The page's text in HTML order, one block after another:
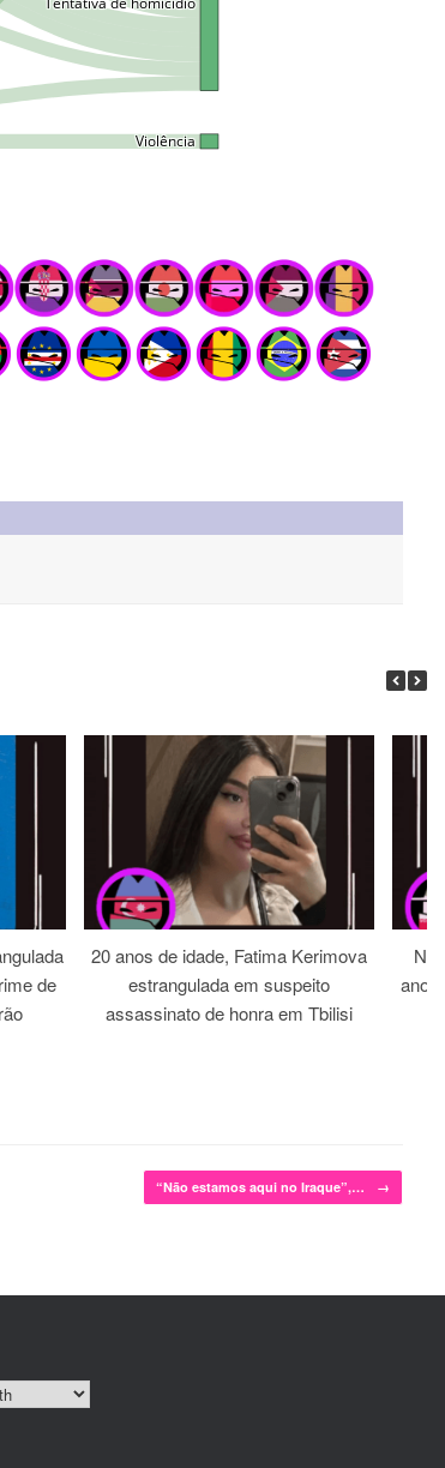
de
20 anos de idade, Fatima Kerimova
estrangulada em suspeito
assassinato de honra em Tbilisi
anos
“Não estamos aqui no Iraque”,… →